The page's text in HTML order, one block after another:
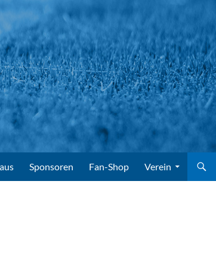
Sponsoren Fan-Shop Verein